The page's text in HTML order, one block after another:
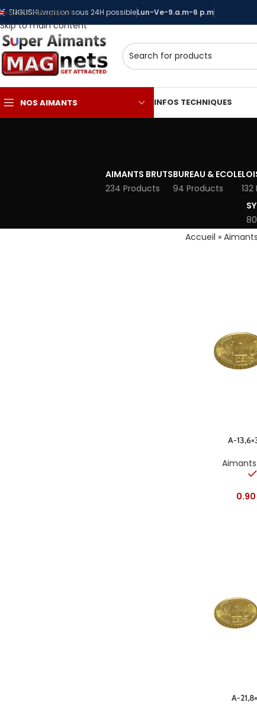
Skip to navigation
Skip to main content
ENGLISHLivraison sous 24H possibleLun-Ve-9.a.m-6 p.m
NOS AIMANTS INFOS TECHNIQUES
AIMANTS BRUTS
234 Products
BUREAU & ECOLE
94 Products
Accueil »
A-
0.90
A-